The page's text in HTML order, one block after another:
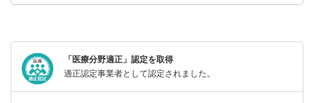
「医療分野適正」認定を取得
適正認定事業者として認定されました。